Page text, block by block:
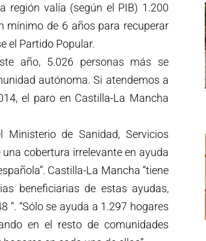
región valía (según el PIB) 1.200
mínimo de 6 años para recuperar
el Partido Popular.
año, 5.026 personas más se
autónoma. Si atendemos a
el paro en Castilla-La Mancha
de Sanidad, Servicios
cobertura irrelevante en ayuda
Castilla-La Mancha “tiene
beneficiarias de estas ayudas,
“. “Sólo se ayuda a 1.297 hogares
en el resto de comunidades